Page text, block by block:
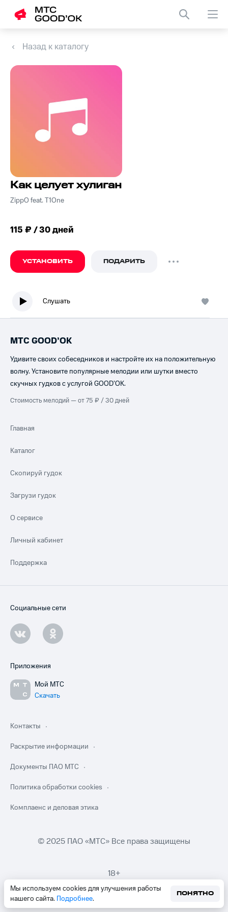
Назад к каталогу
Как целует хулиган
ZippO feat. T1One
115 ₽ / 30 дней
УСТАНОВИТЬ ПОДАРИТЬ
Слушать
Мы используем cookies для улучшения работы
нашего сайта. Подробнее.
ПОНЯТНО
МТС GOOD’OK
Удивите своих собеседников и настройте их на положительную
волну. Установите популярные мелодии или шутки вместо
скучных гудков с услугой GOOD’OK.
Стоимость мелодий — от 75 ₽ / 30 дней
Главная
Каталог
Скопируй гудок
Загрузи гудок
О сервисе
Личный кабинет
Поддержка
Социальные сети
Приложения
Мой МТС
Скачать
Контакты
Раскрытие информации
Документы ПАО МТС
Политика обработки cookies
Комплаенс и деловая этика
© 2025 ПАО «МТС» Все права защищены
18+